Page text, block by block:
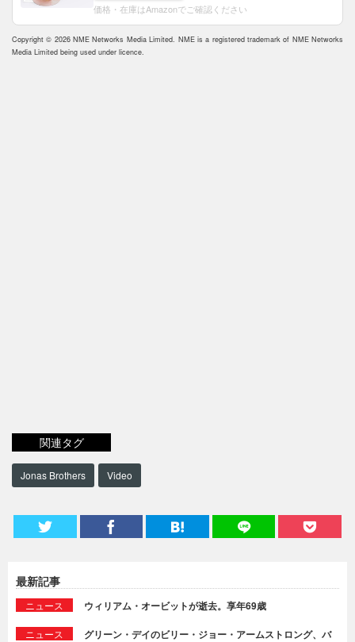
価格・在庫はAmazonでご確認ください
Copyright © 2026 NME Networks Media Limited. NME is a registered trademark of NME Networks
Media Limited being used under licence.
関連タグ
Jonas Brothers Video
最新記事
ニュース ウィリアム・オービットが逝去。享年69歳
ニュース
グリーン・デイのビリー・ジョー・アームストロング、バ